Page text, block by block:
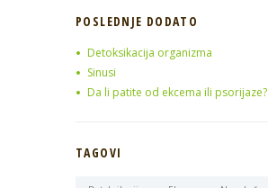
POSLEDNJE DODATO
Detoksikacija organizma
Sinusi
Da li patite od ekcema ili psorijaze?
TAGOVI